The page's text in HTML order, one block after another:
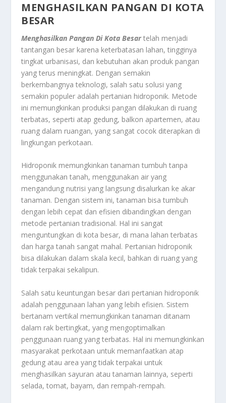
MENGHASILKAN PANGAN DI KOTA
BESAR
Menghasilkan Pangan Di Kota Besartelah menjadi
tantangan besar karena keterbatasan lahan, tingginya
tingkat urbanisasi, dan kebutuhan akan produk pangan
yang terus meningkat. Dengan semakin
berkembangnya teknologi, salah satu solusi yang
semakin populer adalah pertanian hidroponik. Metode
ini memungkinkan produksi pangan dilakukan di ruang
terbatas, seperti atap gedung, balkon apartemen, atau
ruang dalam ruangan, yang sangat cocok diterapkan di
lingkungan perkotaan.
Hidroponik memungkinkan tanaman tumbuh tanpa
menggunakan tanah, menggunakan air yang
mengandung nutrisi yang langsung disalurkan ke akar
tanaman. Dengan sistem ini, tanaman bisa tumbuh
dengan lebih cepat dan efisien dibandingkan dengan
metode pertanian tradisional. Hal ini sangat
menguntungkan di kota besar, di mana lahan terbatas
dan harga tanah sangat mahal. Pertanian hidroponik
bisa dilakukan dalam skala kecil, bahkan di ruang yang
tidak terpakai sekalipun.
Salah satu keuntungan besar dari pertanian hidroponik
adalah penggunaan lahan yang lebih efisien. Sistem
bertanam vertikal memungkinkan tanaman ditanam
dalam rak bertingkat, yang mengoptimalkan
penggunaan ruang yang terbatas. Hal ini memungkinkan
masyarakat perkotaan untuk memanfaatkan atap
gedung atau area yang tidak terpakai untuk
menghasilkan sayuran atau tanaman lainnya, seperti
selada, tomat, bayam, dan rempah-rempah.